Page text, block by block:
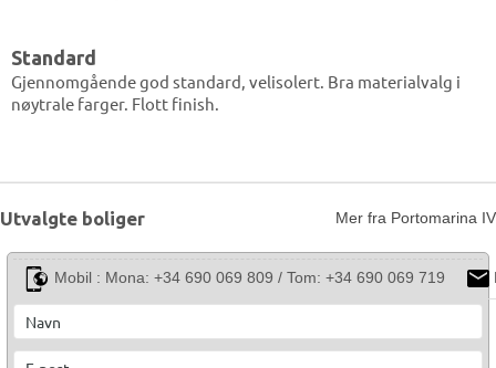
Standard
Gjennomgående god standard, velisolert. Bra materialvalg i
nøytrale farger. Flott finish.
Utvalgte boliger Mer fra Portomarina IV
Mobil : Mona: +34 690 069 809 / Tom: +34 690 069 719